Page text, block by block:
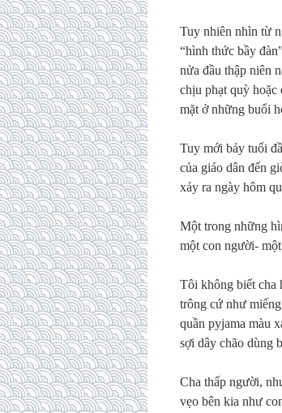
Tuy nhiên nhìn từ
“hình thức bầy
nửa đầu thập niên
chịu phạt quỳ
mặt ở những buổi
Tuy mới bảy tuổi
của giáo dân đến
xảy ra ngày hôm
Một trong những
một con người-
Tôi không biết cha
trông cứ như
quần pyjama màu
sợi dây chão dùng
Cha thấp người,
vẹo bên kia như